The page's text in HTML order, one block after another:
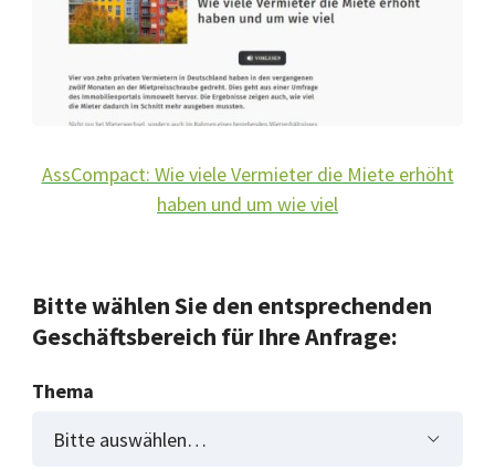
AssCompact: Wie viele Vermieter die Miete erhöht
haben und um wie viel
Bitte wählen Sie den entsprechenden
Geschäftsbereich für Ihre Anfrage:
Thema